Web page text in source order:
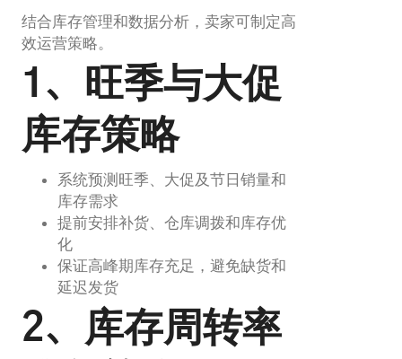
结合库存管理和数据分析，卖家可制定高
效运营策略。
1、旺季与大促
库存策略
系统预测旺季、大促及节日销量和
库存需求
提前安排补货、仓库调拨和库存优
化
保证高峰期库存充足，避免缺货和
延迟发货
2、库存周转率